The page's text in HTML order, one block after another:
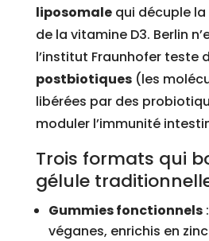
liposomalequi décuple
de la vitamine D3. Berlin
l’institut Fraunhofer teste
postbiotiques(les
libérées par des
moduler l’immunité
Trois formats qui
gélule
Gummies fonctionnels
véganes, enrichis en